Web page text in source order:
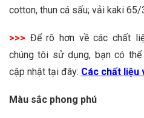
cotton, thun cá sấu; vải kaki
>>> Để rõ hơn về các chất
chúng tôi sử dụng, bạn có
cập nhật tại đây: Các chất liệu
Màu sắc phong phú